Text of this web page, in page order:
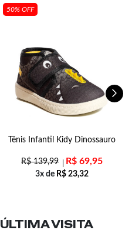
50% OFF
Tênis Infantil Kidy Dinossauro
R$139,99 R$ 69,95
3x de R$ 23,32
ÚLTIMA VISITA